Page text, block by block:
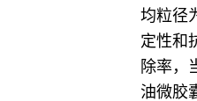
均粒径
定性和
除率，
油微胶